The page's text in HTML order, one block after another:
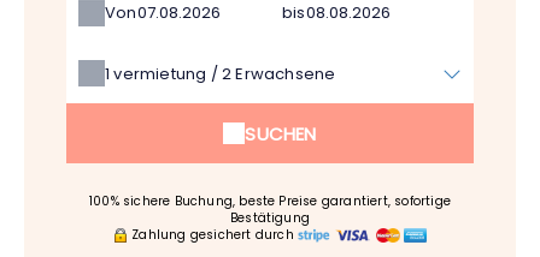
Von bis
1vermietung /2Erwachsene
SUCHEN
100% sichere Buchung, beste Preise garantiert, sofortige
Bestätigung
Zahlung gesichert durch